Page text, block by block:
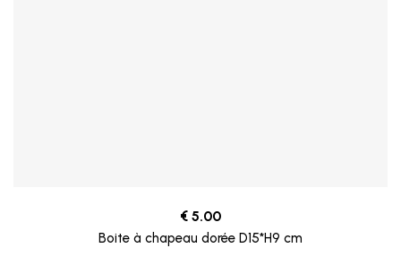
€ 5.00
Boite à chapeau dorée D15*H9 cm